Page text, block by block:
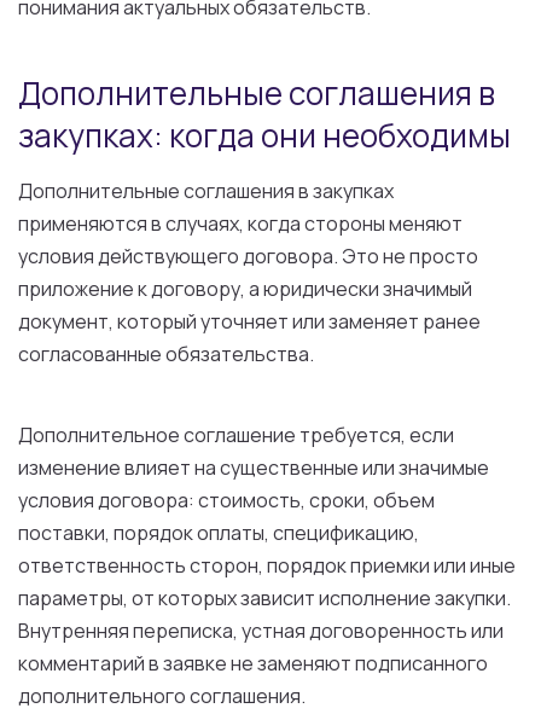
понимания актуальных обязательств.
Дополнительные соглашения в
закупках: когда они необходимы
Дополнительные соглашения в закупках
применяются в случаях, когда стороны меняют
условия действующего договора. Это не просто
приложение к договору, а юридически значимый
документ, который уточняет или заменяет ранее
согласованные обязательства.
Дополнительное соглашение требуется, если
изменение влияет на существенные или значимые
условия договора: стоимость, сроки, объем
поставки, порядок оплаты, спецификацию,
ответственность сторон, порядок приемки или иные
параметры, от которых зависит исполнение закупки.
Внутренняя переписка, устная договоренность или
комментарий в заявке не заменяют подписанного
дополнительного соглашения.